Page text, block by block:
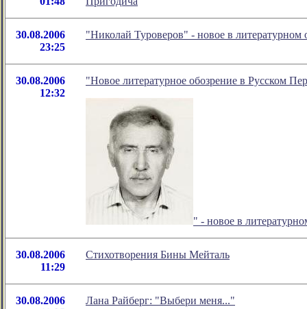
30.08.2006
23:25
"Николай Туроверов" - новое в
30.08.2006
12:32
"Новое литературное обозрение в Русском
" - новое в
30.08.2006
11:29
Стихотворения Бины Мейталь
30.08.2006
Лана Райберг: "Выбери меня..."